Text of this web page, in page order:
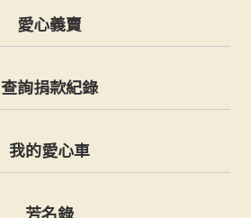
愛心義賣
查詢捐款紀錄
我的愛心車
芳名錄